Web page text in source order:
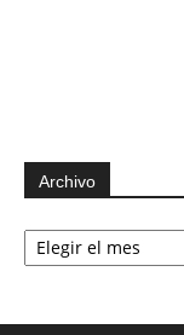
Archivo
Archivo